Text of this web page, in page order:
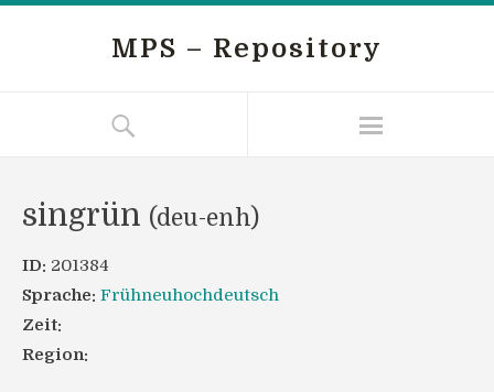
MPS – Repository
singrün (deu-enh)
ID: 201384
Sprache: Frühneuhochdeutsch
Zeit:
Region: